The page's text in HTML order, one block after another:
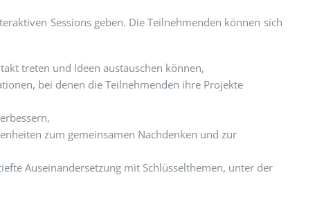
Sessions geben. Die Teilnehmenden können sich
treten und Ideen austauschen können,
bei denen die Teilnehmenden ihre Projekte
zum gemeinsamen Nachdenken und zur
Auseinandersetzung mit Schlüsselthemen, unter der